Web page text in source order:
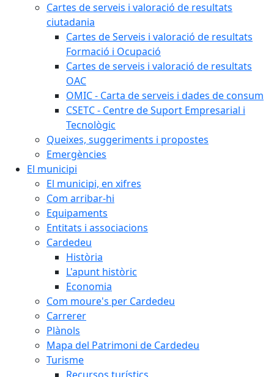
Cartes de serveis i valoració de resultats
ciutadania
Cartes de Serveis i valoració de resultats
Formació i Ocupació
Cartes de serveis i valoració de resultats
OAC
OMIC - Carta de serveis i dades de consum
CSETC - Centre de Suport Empresarial i
Tecnològic
Queixes, suggeriments i propostes
Emergències
El municipi
El municipi, en xifres
Com arribar-hi
Equipaments
Entitats i associacions
Cardedeu
Història
L'apunt històric
Economia
Com moure's per Cardedeu
Carrerer
Plànols
Mapa del Patrimoni de Cardedeu
Turisme